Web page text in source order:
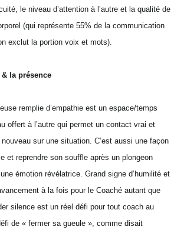
le niveau d’attention à l’autre et la qualité de
(qui représente 55% de la communication
exclut la portion voix et mots).
& la présence
remplie d’empathie est un espace/temps
offert à l’autre qui permet un contact vrai et
sur une situation. C’est aussi une façon
et reprendre son souffle après un plongeon
émotion révélatrice. Grand signe d’humilité et
à la fois pour le Coaché autant que
silence est un réel défi pour tout coach au
de « fermer sa gueule », comme disait